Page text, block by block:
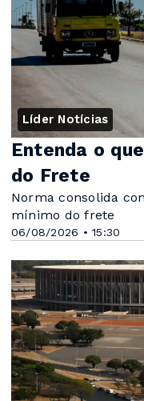
Líder Notícias
06/08/2026 • 15:30
Entenda o
do Frete
Norma consolida
mínimo do frete